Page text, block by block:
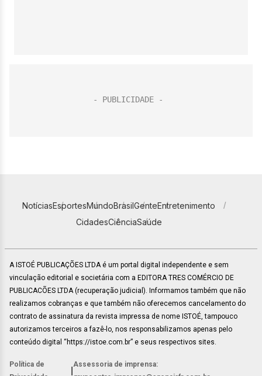
NotíciasEsportesMundoBrasilGenteEntretenimento
CidadesCiênciaSaúde
A ISTOÉ PUBLICAÇÕES LTDA é um portal digital independente e sem
vinculação editorial e societária com a EDITORA TRES COMÉRCIO DE
PUBLICACÕES LTDA (recuperação judicial). Informamos também que não
realizamos cobranças e que também não oferecemos cancelamento do
contrato de assinatura da revista impressa de nome ISTOÉ, tampouco
autorizamos terceiros a fazê-lo, nos responsabilizamos apenas pelo
conteúdo digital “https://istoe.com.br” e seus respectivos sites.
Política de
Assessoria de imprensa: